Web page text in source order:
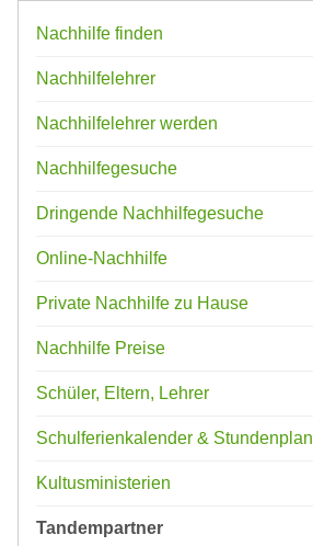
Nachhilfe finden
Nachhilfelehrer
Nachhilfelehrer werden
Nachhilfegesuche
Dringende Nachhilfegesuche
Online-Nachhilfe
Private Nachhilfe zu Hause
Nachhilfe Preise
Schüler, Eltern, Lehrer
Schulferienkalender & Stundenplan
Kultusministerien
Tandempartner